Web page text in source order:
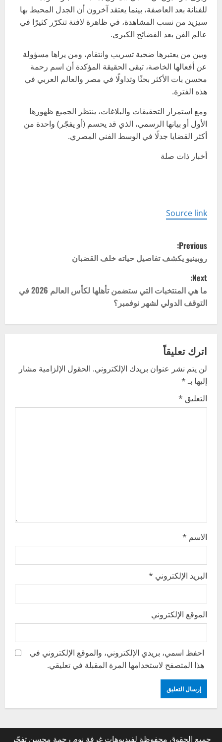
للفنانة بعد العاصفة، بينما يعتقد آخرون أن الجدل المحيط بها
سيزيد من نسب المشاهدة، في ظاهرة لافتة تتكرّر كثيرًا في
عالم الفن بعد الفضائح الكبرى.
وبين من يعتبرها ضحية تسريب وانتقام، ومن يراها مسؤولة
عن أفعالها الخاصة، تبقى الحقيقة المؤكدة أن اسم رحمة
محسن بات الأكثر بحثًا وتداولًا في مصر والعالم العربي في
هذه الفترة.
ومع استمرار التحقيقات والبلاغات، ينتظر الجميع ظهورها
الأول أو بيانها الرسمي، الذي قد يحسم (أو يفجّر) واحدة من
أكثر القضايا جدلًا في الوسط الفني المصري.
أخبار ذات صلة
Source link
P
o
s
t
n
a
v
i
g
Previous:
روبينيو يكشف تفاصيل حياته خلف القضبان
Next:
ما هي المنتخبات التي ستضمن تأهلها لكأس العالم 2026 في
التوقف الدولي لشهر نوفمبر؟
اترك تعليقاً
لن يتم نشر عنوان بريدك الإلكتروني. الحقول الإلزامية مشار
إليها بـ*
التعليق *
الاسم *
البريد الإلكتروني *
الموقع الإلكتروني
احفظ اسمي، بريدي الإلكتروني، والموقع الإلكتروني في
هذا المتصفح لاستخدامها المرة المقبلة في تعليقي.
جميع الحقوق محفوظة لفيديوهات غرفة نوم رحمة محسن تفجّر